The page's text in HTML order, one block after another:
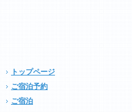
トップページ
ご宿泊予約
ご宿泊